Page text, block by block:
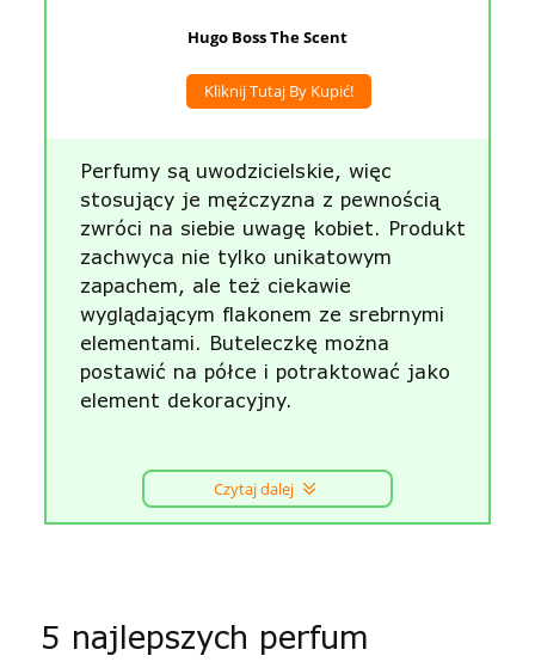
Hugo Boss The Scent
Kliknij Tutaj By Kupić!
Perfumy są uwodzicielskie, więc
stosujący je mężczyzna z pewnością
zwróci na siebie uwagę kobiet. Produkt
zachwyca nie tylko unikatowym
zapachem, ale też ciekawie
wyglądającym flakonem ze srebrnymi
elementami. Buteleczkę można
postawić na półce i potraktować jako
element dekoracyjny.
Czytaj dalej
5 najlepszych perfum